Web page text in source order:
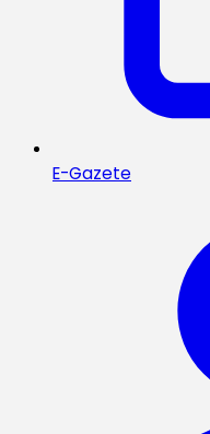
E-Gazete